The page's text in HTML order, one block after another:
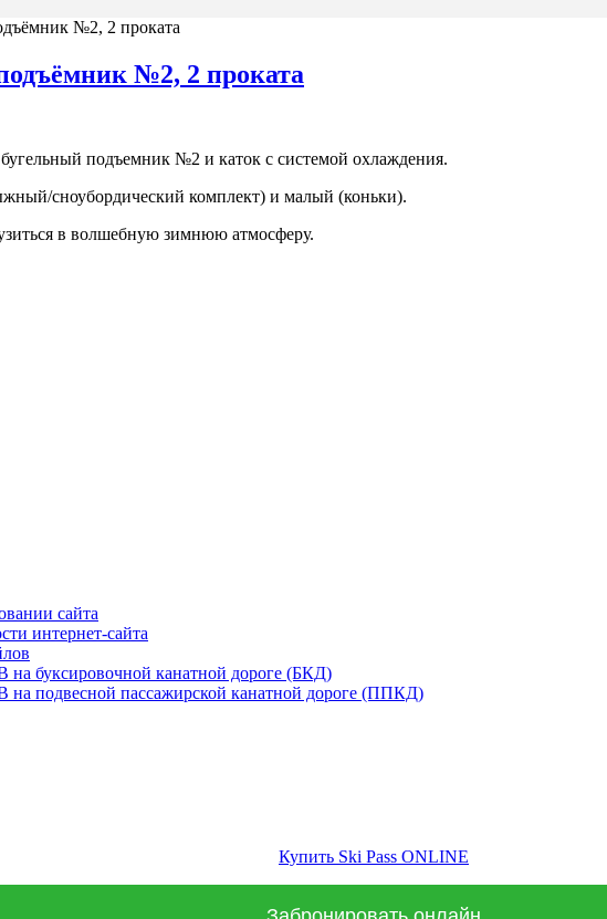
№2, 2 проката
№2, 2 проката
подъемник №2 и каток с системой охлаждения.
сноубордический комплект) и малый (коньки).
в волшебную зимнюю атмосферу.
сайта
интернет-сайта
канатной дороге (БКД)
пассажирской канатной дороге (ППКД)
Купить Ski Pass ONLINE